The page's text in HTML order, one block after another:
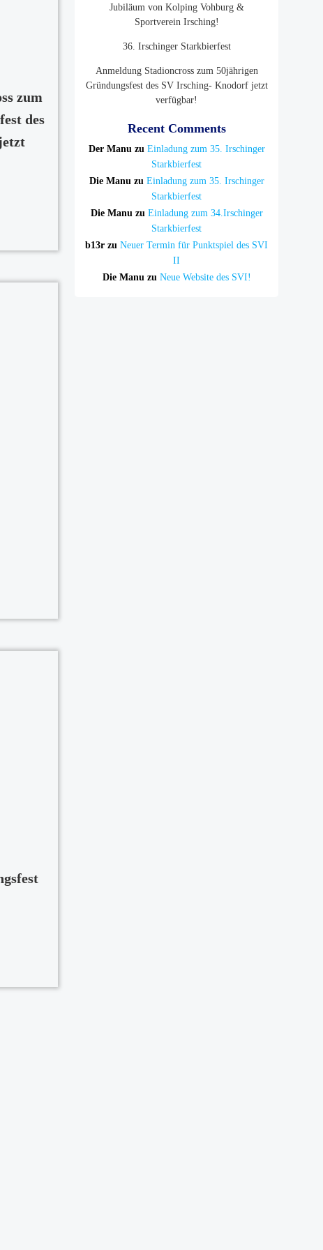
zum
des
Jubiläum von Kolping Vohburg &
Sportverein Irsching!
36. Irschinger Starkbierfest
Anmeldung Stadioncross zum 50jährigen
Gründungsfest des SV Irsching- Knodorf jetzt
verfügbar!
Recent Comments
Der Manuzu Einladung zum 35. Irschinger
Starkbierfest
Die Manuzu Einladung zum 35. Irschinger
Starkbierfest
Die Manuzu Einladung zum 34.Irschinger
Starkbierfest
b13r zu Neuer Termin für Punktspiel des SVI
II
Die Manuzu Neue Website des SVI!